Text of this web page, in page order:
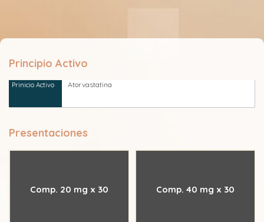
Principio Activo
Atorvastatina
Presentaciones
Comp. 20 mg x 30 Comp. 40 mg x 30